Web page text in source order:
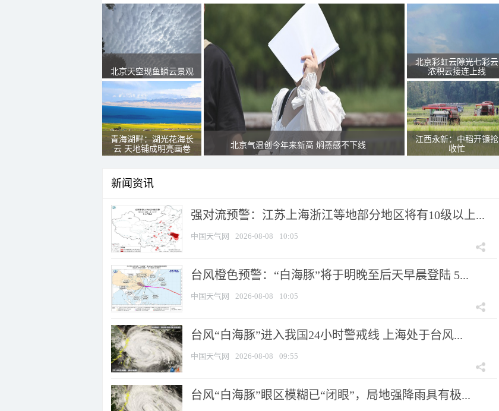
北京天空现鱼鳞云景观
青海湖畔：湖光花海长
云 天地铺成明亮画卷
北京气温创今年来新高 焖蒸感不下线
北京彩虹云隙光七彩云
浓积云接连上线
江西永新：中稻开镰抢
收忙
新闻资讯
强对流预警：江苏上海浙江等地部分地区将有10级以上...
中国天气网 2026-08-08 10:05
台风橙色预警：“白海豚”将于明晚至后天早晨登陆 5...
中国天气网 2026-08-08 10:05
台风“白海豚”进入我国24小时警戒线 上海处于台风...
中国天气网 2026-08-08 09:55
台风“白海豚”眼区模糊已“闭眼”，局地强降雨具有极...